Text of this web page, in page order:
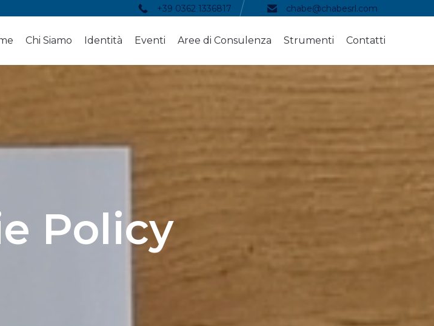
+39 0362 1336817 chabe@chabesrl.com
Chi Siamo Identità Eventi Aree di Consulenza Strumenti Contatti
Policy